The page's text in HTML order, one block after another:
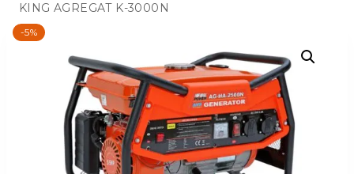
KING AGREGAT K-3000N
-5%